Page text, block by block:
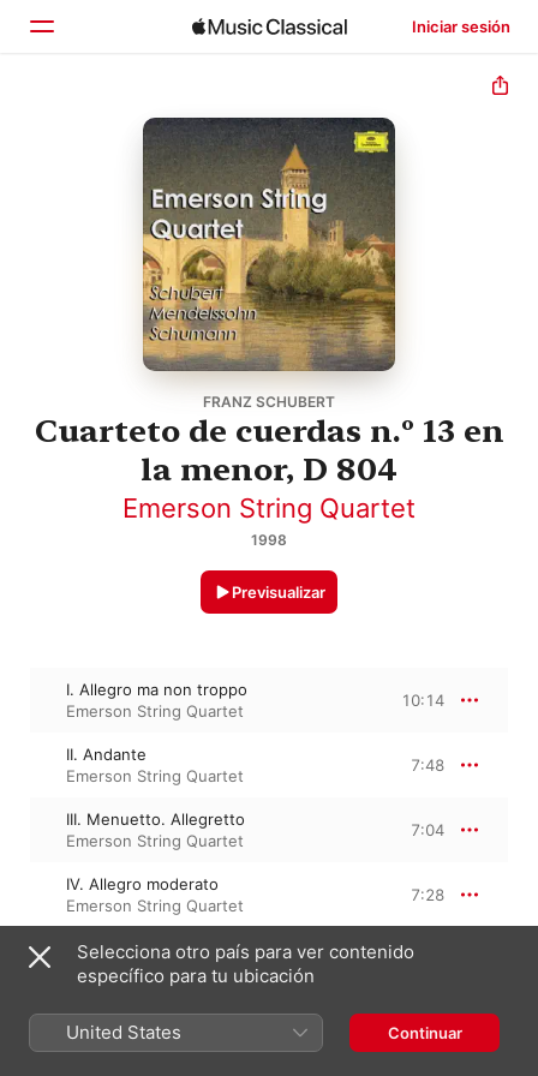
Iniciar sesión
Explorar
FRANZ SCHUBERT
Cuarteto de cuerdas n.º 13 en
la menor, D 804
Emerson String Quartet
1998
Previsualizar
I. Allegro ma non troppo
Emerson String Quartet
10:14
II. Andante
Emerson String Quartet
7:48
III. Menuetto. Allegretto
Emerson String Quartet
7:04
IV. Allegro moderato
Emerson String Quartet
7:28
21 de marzo de 2023
4 pistas, 32 minutos
℗ A uDiscover Music Release; 2024 UMG Recordings, Inc.
Selecciona otro país para ver contenido
específico para tu ubicación
United States Continuar